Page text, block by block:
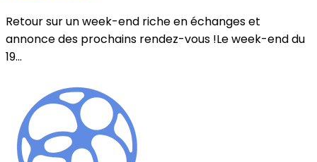
Retour sur un week-end riche en échanges et
annonce des prochains rendez-vous !Le week-end du
19...